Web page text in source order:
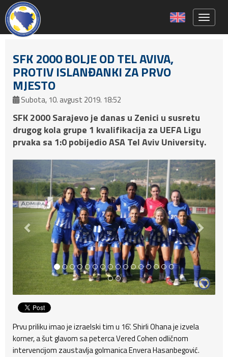
SFK 2000 BOLJE OD TEL AVIVA,
PROTIV ISLANĐANKI ZA PRVO
MJESTO
Subota, 10. avgust 2019. 18:52
SFK 2000 Sarajevo je danas u Zenici u susretu
drugog kola grupe 1 kvalifikacija za UEFA Ligu
prvaka sa 1:0 pobijedio ASA Tel Aviv University.
Prvu priliku imao je izraelski tim u 16'. Shirli Ohana je izvela
korner, a šut glavom sa peterca Vered Cohen odličnom
intervencijom zaustavlja golmanica Envera Hasanbegović.